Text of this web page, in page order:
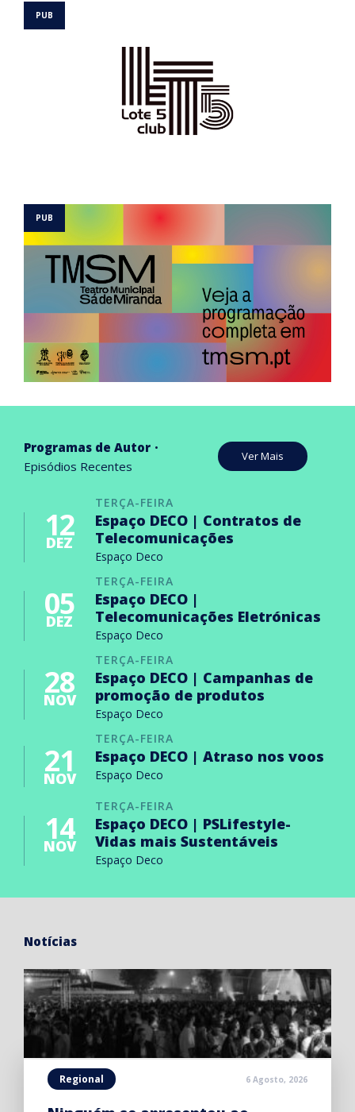
Programas de Autor
Episódios Recentes
Ver Mais
TERÇA-FEIRA
12
DEZ
Espaço DECO | Contratos de
Telecomunicações
Espaço Deco
TERÇA-FEIRA
05
DEZ
Espaço DECO |
Telecomunicações Eletrónicas
Espaço Deco
TERÇA-FEIRA
28
NOV
Espaço DECO | Campanhas de
promoção de produtos
Espaço Deco
TERÇA-FEIRA
21
NOV
Espaço DECO | Atraso nos voos
Espaço Deco
TERÇA-FEIRA
14
NOV
Espaço DECO | PSLifestyle-
Vidas mais Sustentáveis
Espaço Deco
Notícias
Regional 6 Agosto, 2026